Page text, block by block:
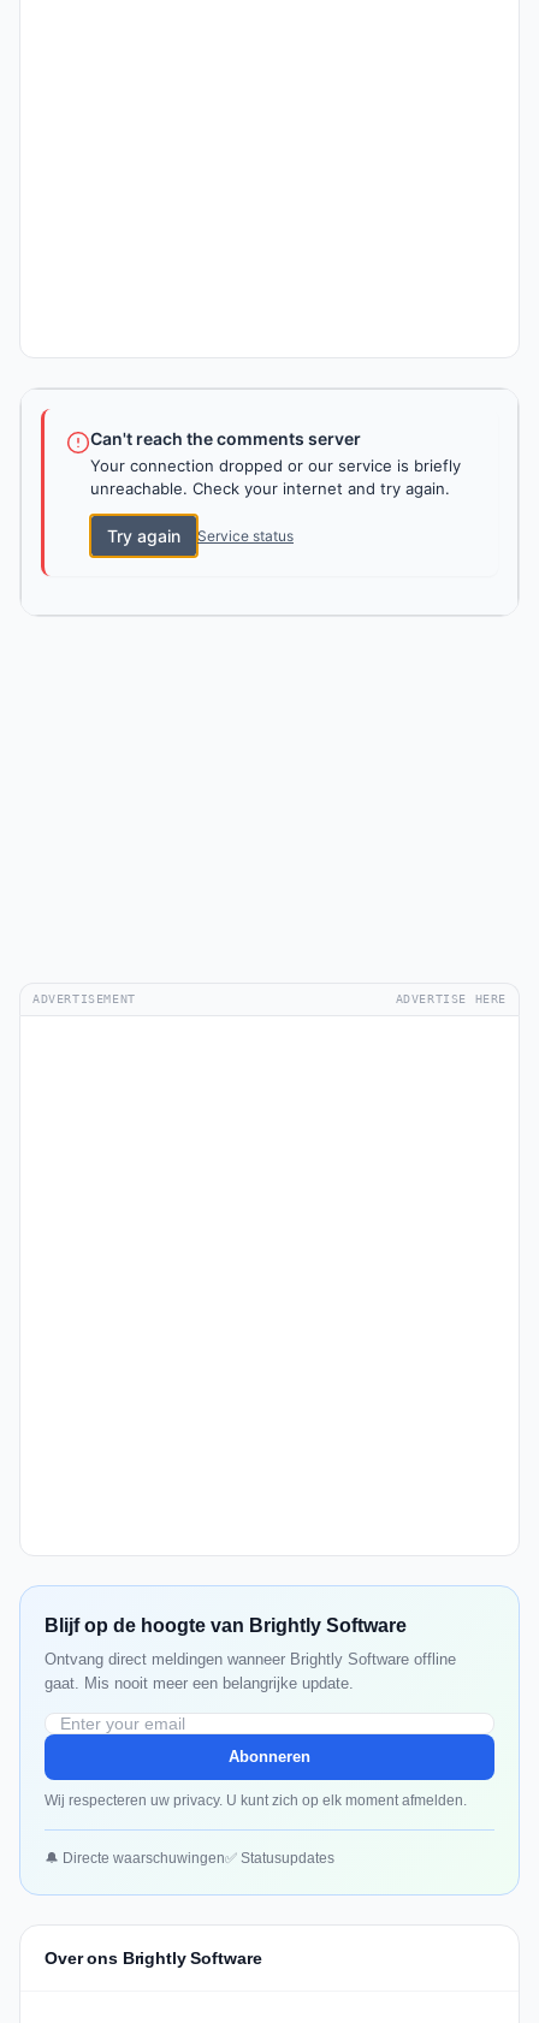
Can't reach the comments server
Your connection dropped or our service is briefly
unreachable. Check your internet and try again.
Try again Service status
ADVERTISEMENT ADVERTISE HERE
Blijf op de hoogte van Brightly Software
Ontvang direct meldingen wanneer Brightly Software offline
gaat. Mis nooit meer een belangrijke update.
Abonneren
Wij respecteren uw privacy. U kunt zich op elk moment afmelden.
🔔 Directe waarschuwingen✅ Statusupdates
Over ons Brightly Software